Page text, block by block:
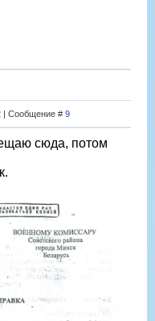
| Сообщение # 9
сюда, потом